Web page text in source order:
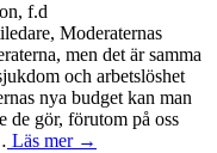
f.d
Moderaternas
men det är samma
och arbetslöshet
nya budget kan man
de gör, förutom på oss
Läs mer →